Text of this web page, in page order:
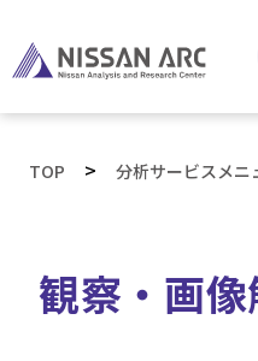
TOP > 分析サービスメニ
観察・画